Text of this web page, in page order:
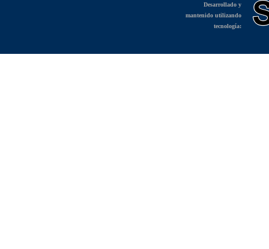
Desarrollado y
mantenido utilizando
tecnología: